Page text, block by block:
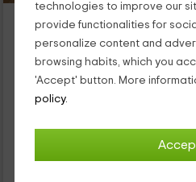
technologies to improve our
provide functionalities for
personalize content and
browsing habits, which you
'Accept' button. More
policy.
El Mirador de Begoña
Gijón, Asturias
1 reviews
Full Rental
2
4 people
disfrutar de la esencia de
alojamiento...